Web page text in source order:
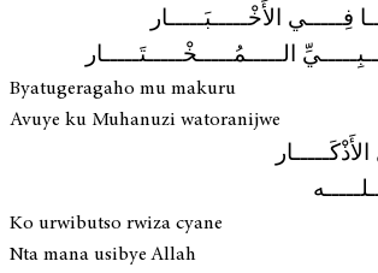
فِـــــي الأَخْـــــبَـــــار
الـــــمُـــــخْـــــتَـــــار
Byatugeragaho mu makuru
Avuye ku Muhanuzi watoranijwe
Ko urwibutso rwiza cyane
Nta mana usibye Allah